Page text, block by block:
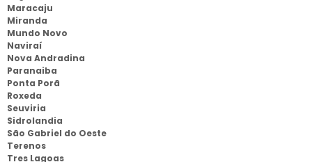
Maracaju
Miranda
Mundo Novo
Naviraí
Nova Andradina
Paranaiba
Ponta Porã
Roxeda
Seuviria
Sidrolandia
São Gabriel do Oeste
Terenos
Tres Lagoas